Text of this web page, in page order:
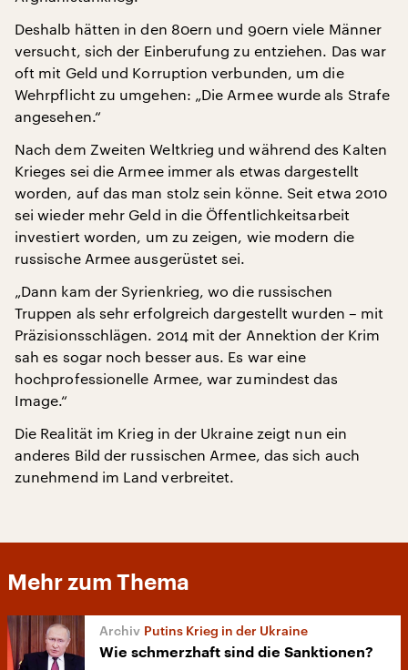
Deshalb hätten in den 80ern und 90ern viele Männer
versucht, sich der Einberufung zu entziehen. Das war
oft mit Geld und Korruption verbunden, um die
Wehrpflicht zu umgehen: „Die Armee wurde als Strafe
angesehen.“
Nach dem Zweiten Weltkrieg und während des Kalten
Krieges sei die Armee immer als etwas dargestellt
worden, auf das man stolz sein könne. Seit etwa 2010
sei wieder mehr Geld in die Öffentlichkeitsarbeit
investiert worden, um zu zeigen, wie modern die
russische Armee ausgerüstet sei.
„Dann kam der Syrienkrieg, wo die russischen
Truppen als sehr erfolgreich dargestellt wurden – mit
Präzisionsschlägen. 2014 mit der Annektion der Krim
sah es sogar noch besser aus. Es war eine
hochprofessionelle Armee, war zumindest das
Image.“
Die Realität im Krieg in der Ukraine zeigt nun ein
anderes Bild der russischen Armee, das sich auch
zunehmend im Land verbreitet.
Mehr zum Thema
Putins Krieg in der Ukraine
Wie schmerzhaft sind die Sanktionen?